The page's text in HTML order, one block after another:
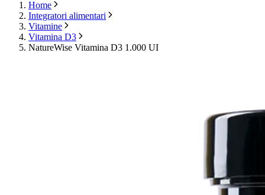
Home
Integratori alimentari
Vitamine
Vitamina D3
NatureWise Vitamina D3 1.000 UI